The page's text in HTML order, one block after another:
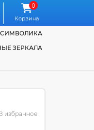
0
Корзина
СИМВОЛИКА
ЗЕРКАЛА
избранное